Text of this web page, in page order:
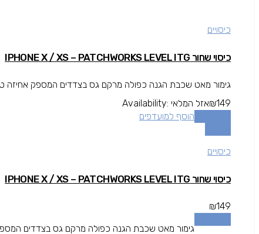
כיסויים
כיסוי שחור IPHONE X / XS – PATCHWORKS LEVEL ITG
גימור מאט שכבת הגנה כפולה מרקם גס בצדדים המספק אחיזה
₪149
Availability: אזל המלאי
הוסף למועדפים
כיסויים
כיסוי שחור IPHONE X / XS – PATCHWORKS LEVEL ITG
₪149
גימור מאט שכבת הגנה כפולה מרקם גס בצדדים המספק